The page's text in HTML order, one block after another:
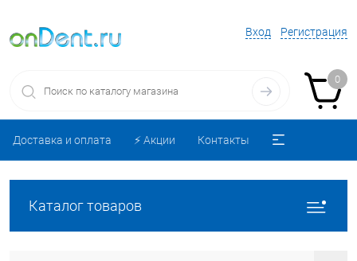
Вход Регистрация
0
Доставка и оплата ⚡️ Акции Контакты
Каталог товаров